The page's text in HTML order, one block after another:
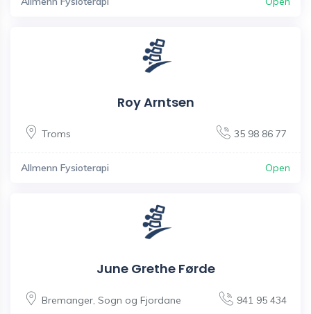
Roy Arntsen
Troms 35 98 86 77
Allmenn Fysioterapi Open
June Grethe Førde
Bremanger Sogn og Fjordane 941 95 434